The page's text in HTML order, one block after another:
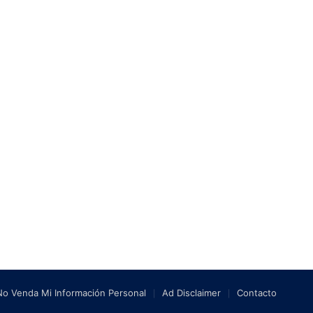
Venda Mi Información Personal Ad Disclaimer Contacto